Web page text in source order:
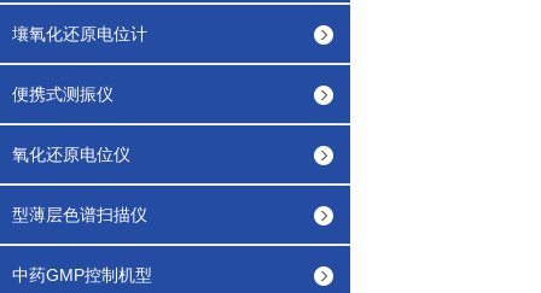
壤氧化还原电位计
便携式测振仪
氧化还原电位仪
型薄层色谱扫描仪
中药GMP控制机型